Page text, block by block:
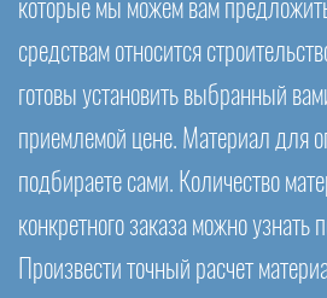
которые мы можем вам
средствам относится
готовы установить выбранный
приемлемой цене. Материал для
подбираете сами. Количество
конкретного заказа можно узнать
Произвести точный расчет